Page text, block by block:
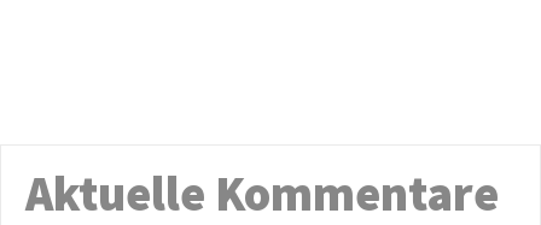
Aktuelle Kommentare